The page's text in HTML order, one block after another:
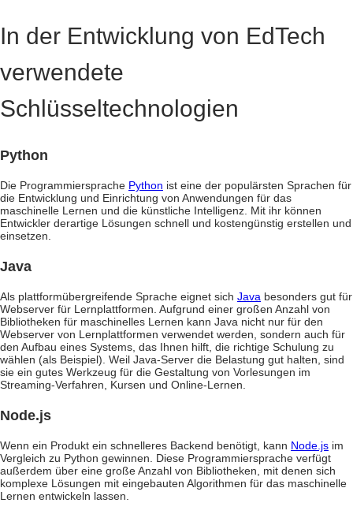
In der Entwicklung von EdTech
verwendete
Schlüsseltechnologien
Python
Die Programmiersprache Python ist eine der populärsten Sprachen für
die Entwicklung und Einrichtung von Anwendungen für das
maschinelle Lernen und die künstliche Intelligenz. Mit ihr können
Entwickler derartige Lösungen schnell und kostengünstig erstellen und
einsetzen.
Java
Als plattformübergreifende Sprache eignet sich Java besonders gut für
Webserver für Lernplattformen. Aufgrund einer großen Anzahl von
Bibliotheken für maschinelles Lernen kann Java nicht nur für den
Webserver von Lernplattformen verwendet werden, sondern auch für
den Aufbau eines Systems, das Ihnen hilft, die richtige Schulung zu
wählen (als Beispiel). Weil Java-Server die Belastung gut halten, sind
sie ein gutes Werkzeug für die Gestaltung von Vorlesungen im
Streaming-Verfahren, Kursen und Online-Lernen.
Node.js
Wenn ein Produkt ein schnelleres Backend benötigt, kann Node.js im
Vergleich zu Python gewinnen. Diese Programmiersprache verfügt
außerdem über eine große Anzahl von Bibliotheken, mit denen sich
komplexe Lösungen mit eingebauten Algorithmen für das maschinelle
Lernen entwickeln lassen.